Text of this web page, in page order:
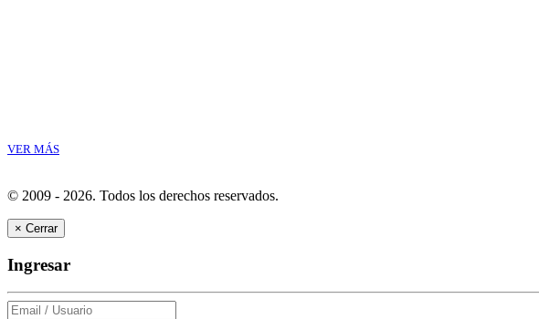
VER MÁS
© 2009 - 2026. Todos los derechos reservados.
× Cerrar
Ingresar